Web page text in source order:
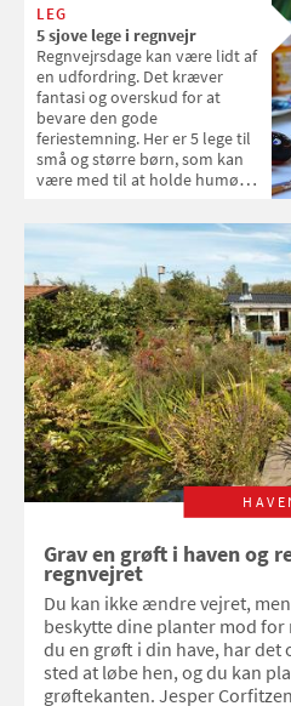
LEG
5 sjove lege i regnvejr
Regnvejrsdage kan være lidt af
en udfordring. Det kræver
fantasi og overskud for at
bevare den gode
feriestemning. Her er 5 lege til
små og større børn, som kan
være med til at holde humøret
Grav en grøft i haven og
regnvejret
Du kan ikke ændre vejret,
beskytte dine planter mod for
du en grøft i din have, har det
sted at løbe hen, og du kan
grøftekanten. Jesper